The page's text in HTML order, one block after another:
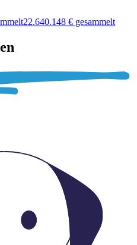
22.640.148 € gesammelt